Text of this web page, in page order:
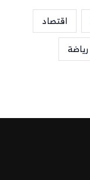
اقتصاد
رياضة